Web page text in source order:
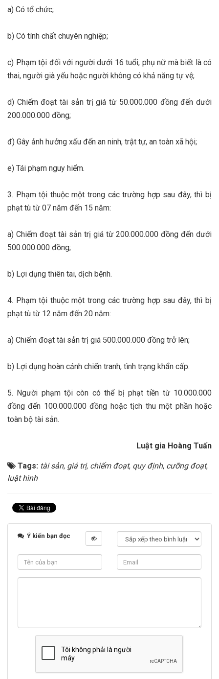
a) Có tổ chức;
b) Có tính chất chuyên nghiệp;
c) Phạm tội đối với người dưới 16 tuổi, phụ nữ mà biết là có
thai, người già yếu hoặc người không có khả năng tự vệ;
d) Chiếm đoạt tài sản trị giá từ 50.000.000 đồng đến dưới
200.000.000 đồng;
đ) Gây ảnh hưởng xấu đến an ninh, trật tự, an toàn xã hội;
e) Tái phạm nguy hiểm.
3. Phạm tội thuộc một trong các trường hợp sau đây, thì bị
phạt tù từ 07 năm đến 15 năm:
a) Chiếm đoạt tài sản trị giá từ 200.000.000 đồng đến dưới
500.000.000 đồng;
b) Lợi dụng thiên tai, dịch bệnh.
4. Phạm tội thuộc một trong các trường hợp sau đây, thì bị
phạt tù từ 12 năm đến 20 năm:
a) Chiếm đoạt tài sản trị giá 500.000.000 đồng trở lên;
b) Lợi dụng hoàn cảnh chiến tranh, tình trạng khẩn cấp.
5. Người phạm tội còn có thể bị phạt tiền từ 10.000.000
đồng đến 100.000.000 đồng hoặc tịch thu một phần hoặc
toàn bộ tài sản.
Luật gia Hoàng Tuấn
Tags: tài sản, giá trị, chiếm đoạt, quy định, cưỡng đoạt,
luật hình
Ý kiến bạn đọc